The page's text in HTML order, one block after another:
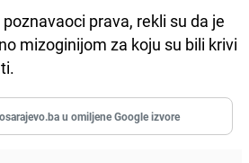
prava, rekli su da je
mizoginijom za koju su bili krivi
u omiljene Google izvore